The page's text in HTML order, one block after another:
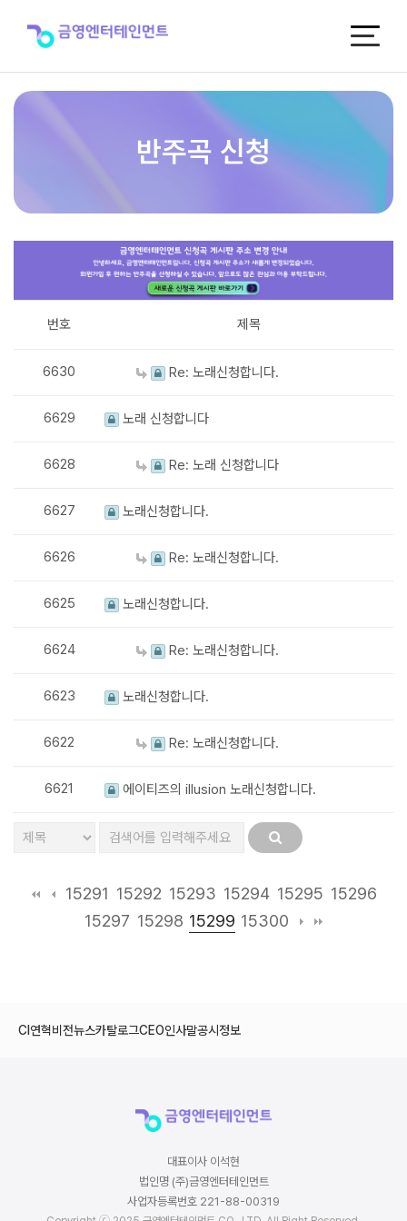
반주곡 신청
번호 제목
6630 Re: 노래신청합니다.
6629 노래 신청합니다
6628 Re: 노래 신청합니다
6627 노래신청합니다.
6626 Re: 노래신청합니다.
6625 노래신청합니다.
6624 Re: 노래신청합니다.
6623 노래신청합니다.
6622 Re: 노래신청합니다.
6621 에이티즈의 illusion 노래신청합니다.
15291 15292 15293 15294 15295 15296
15297 15298 15299 15300
CI 연혁비전뉴스카탈로그CEO인사말공시정보
대표이사 이석현
법인명 (주)금영엔터테인먼트
사업자등록번호 221-88-00319